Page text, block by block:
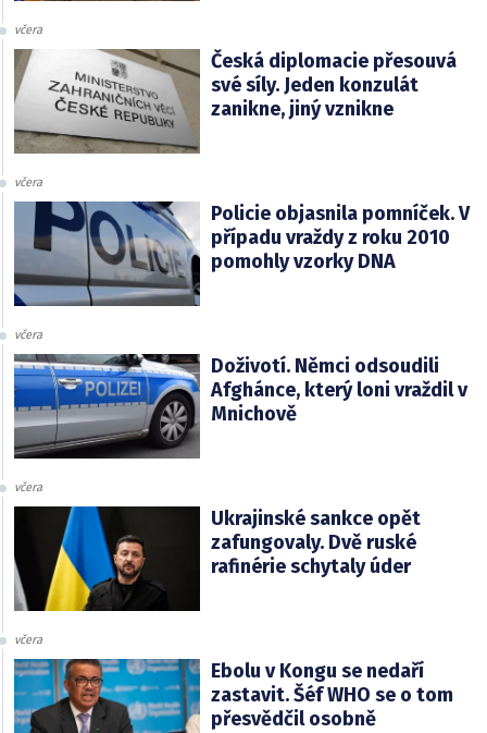
včera
Česká diplomacie přesouvá
své síly. Jeden konzulát
zanikne, jiný vznikne
včera
Policie objasnila pomníček. V
případu vraždy z roku 2010
pomohly vzorky DNA
včera
Doživotí. Němci odsoudili
Afghánce, který loni vraždil v
Mnichově
včera
Ukrajinské sankce opět
zafungovaly. Dvě ruské
rafinérie schytaly úder
včera
Ebolu v Kongu se nedaří
zastavit. Šéf WHO se o tom
přesvědčil osobně